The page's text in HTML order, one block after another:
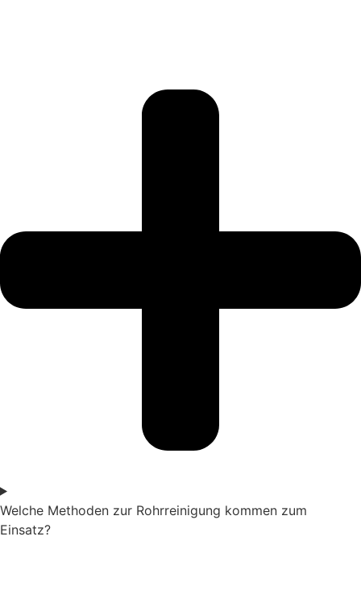
Welche Methoden zur Rohrreinigung kommen zum
Einsatz?